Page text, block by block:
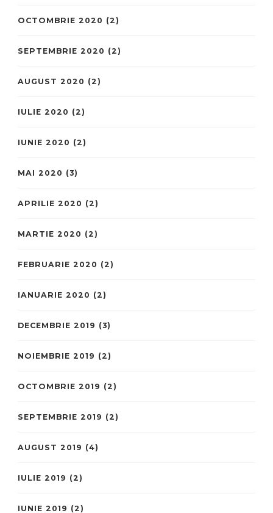
OCTOMBRIE 2020 (2)
SEPTEMBRIE 2020 (2)
AUGUST 2020 (2)
IULIE 2020 (2)
IUNIE 2020 (2)
MAI 2020 (3)
APRILIE 2020 (2)
MARTIE 2020 (2)
FEBRUARIE 2020 (2)
IANUARIE 2020 (2)
DECEMBRIE 2019 (3)
NOIEMBRIE 2019 (2)
OCTOMBRIE 2019 (2)
SEPTEMBRIE 2019 (2)
AUGUST 2019 (4)
IULIE 2019 (2)
IUNIE 2019 (2)